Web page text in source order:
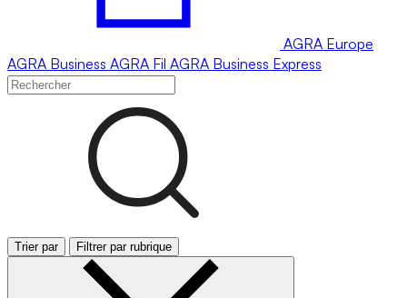
AGRA Europe
AGRA Business AGRA Fil AGRA Business Express
Trier par Filtrer par rubrique